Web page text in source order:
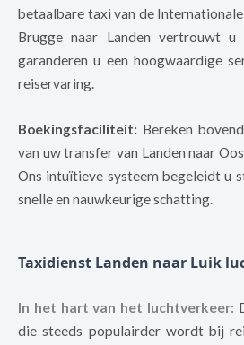
betaalbare taxi van de
Brugge naar Landen vertrouwt
garanderen u een hoogwaardige
reiservaring.
Boekingsfaciliteit: Bereken
van uw transfer van Landen naar
Ons intuïtieve systeem begeleidt u
snelle en nauwkeurige schatting.
Taxidienst Landen naar Luik
In het hart van het luchtverkeer:
die steeds populairder wordt bij